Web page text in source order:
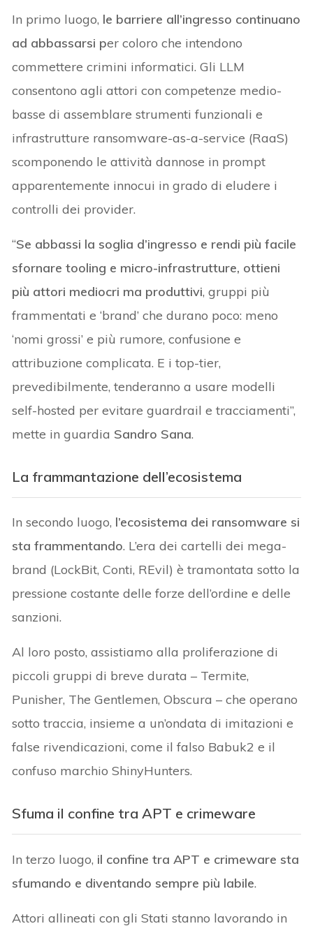
In primo luogo, le barriere all’ingresso continuano
ad abbassarsi per coloro che intendono
commettere crimini informatici. Gli LLM
consentono agli attori con competenze medio-
basse di assemblare strumenti funzionali e
infrastrutture ransomware-as-a-service (RaaS)
scomponendo le attività dannose in prompt
apparentemente innocui in grado di eludere i
controlli dei provider.
“Se abbassi la soglia d’ingresso e rendi più facile
sfornare tooling e micro-infrastrutture, ottieni
più attori mediocri ma produttivi, gruppi più
frammentati e ‘brand’ che durano poco: meno
‘nomi grossi’ e più rumore, confusione e
attribuzione complicata. E i top-tier,
prevedibilmente, tenderanno a usare modelli
self-hosted per evitare guardrail e tracciamenti”,
mette in guardia Sandro Sana.
La frammantazione dell’ecosistema
In secondo luogo, l’ecosistema dei ransomware si
sta frammentando. L’era dei cartelli dei mega-
brand (LockBit, Conti, REvil) è tramontata sotto la
pressione costante delle forze dell’ordine e delle
sanzioni.
Al loro posto, assistiamo alla proliferazione di
piccoli gruppi di breve durata – Termite,
Punisher, The Gentlemen, Obscura – che operano
sotto traccia, insieme a un’ondata di imitazioni e
false rivendicazioni, come il falso Babuk2 e il
confuso marchio ShinyHunters.
Sfuma il confine tra APT e crimeware
In terzo luogo, il confine tra APT e crimeware sta
sfumando e diventando sempre più labile.
Attori allineati con gli Stati stanno lavorando in